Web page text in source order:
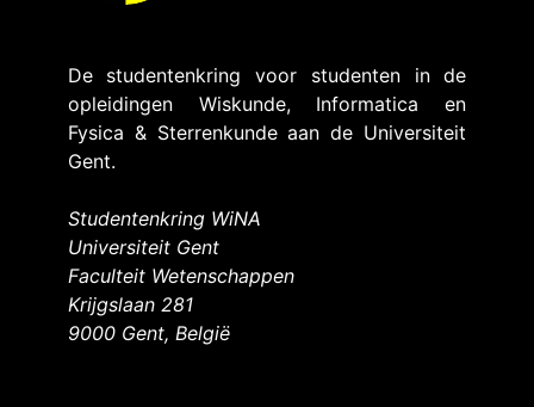
De studentenkring voor studenten in de
opleidingen Wiskunde, Informatica en
Fysica & Sterrenkunde aan de Universiteit
Gent.
Studentenkring WiNA
Universiteit Gent
Faculteit Wetenschappen
Krijgslaan 281
9000 Gent, België